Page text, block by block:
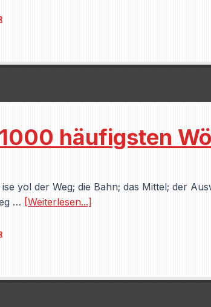
häufigsten
yol der Weg; die Bahn; das Mittel; der
… [Weiterlesen...]